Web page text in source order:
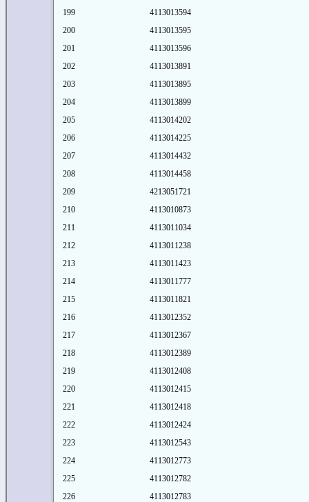
199
4113013594
200
4113013595
201
4113013596
202
4113013891
203
4113013895
204
4113013899
205
4113014202
206
4113014225
207
4113014432
208
4113014458
209
4213051721
210
4113010873
211
4113011034
212
4113011238
213
4113011423
214
4113011777
215
4113011821
216
4113012352
217
4113012367
218
4113012389
219
4113012408
220
4113012415
221
4113012418
222
4113012424
223
4113012543
224
4113012773
225
4113012782
226
4113012783